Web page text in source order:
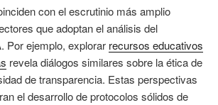
con el escrutinio más amplio
que adoptan el análisis del
Por ejemplo, explorar recursos educativos
revela diálogos similares sobre la ética de
de transparencia. Estas perspectivas
el desarrollo de protocolos sólidos de